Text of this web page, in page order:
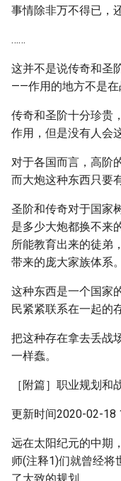
事情除非万不得已，
……
这并不是说传奇和圣
——作用的地方不是在
传奇和圣阶十分珍贵
作用，但是没有人会
对于各国而言，高阶
而大炮这种东西只要
圣阶和传奇对于国家
是多少大炮都换不来
所能教育出来的徒弟
带来的庞大家族体系。
这种东西是一个国家
民紧紧联系在一起的
把这种存在拿去丢战
一样蠢。
［附篇］职业规划和
更新时间2020-02-18
远在太阳纪元的中期
师(注释1)们就曾经将